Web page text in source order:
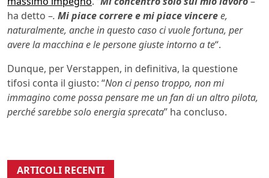
ha detto –. Mi piace correre e mi piace vinceree,
naturalmente, anche in questo caso ci vuole fortuna, per
avere la macchina e le persone giuste intorno a te“.
Dunque, per Verstappen, in definitiva, la questione
tifosi conta il giusto: “Non ci penso troppo, non mi
immagino come possa pensare me un fan di un altro pilota,
perché sarebbe solo energia sprecata” ha concluso.
ARTICOLI RECENTI